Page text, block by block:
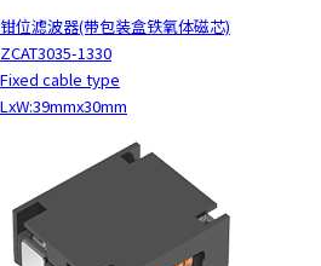
钳位滤波器(带包装盒铁氧体磁芯)
ZCAT3035-1330
Fixed cable type
LxW:39mmx30mm